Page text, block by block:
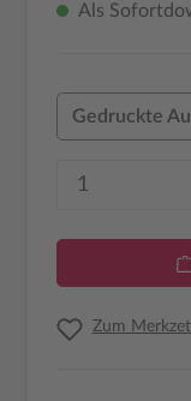
Als
Gedruckte
Produkt
Zum